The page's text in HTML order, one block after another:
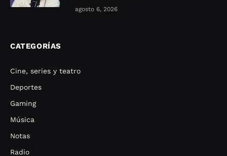
agosto 6, 2026
CATEGORÍAS
Cine, series y teatro
Deportes
Gaming
Música
Notas
Radio